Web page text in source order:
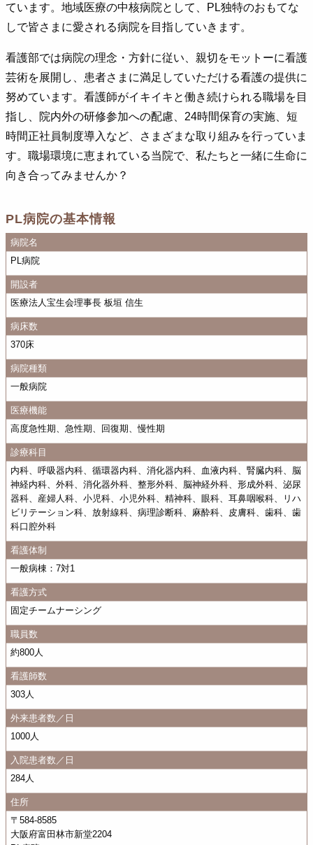
ています。地域医療の中核病院として、PL独特のおもてな
しで皆さまに愛される病院を目指していきます。
看護部では病院の理念・方針に従い、親切をモットーに看護
芸術を展開し、患者さまに満足していただける看護の提供に
努めています。看護師がイキイキと働き続けられる職場を目
指し、院内外の研修参加への配慮、24時間保育の実施、短
時間正社員制度導入など、さまざまな取り組みを行っていま
す。職場環境に恵まれている当院で、私たちと一緒に生命に
向き合ってみませんか？
PL病院の基本情報
病院名
PL病院
開設者
医療法人宝生会理事長 板垣 信生
病床数
370床
病院種類
一般病院
医療機能
高度急性期、急性期、回復期、慢性期
診療科目
内科、呼吸器内科、循環器内科、消化器内科、血液内科、腎臓内科、脳
神経内科、外科、消化器外科、整形外科、脳神経外科、形成外科、泌尿
器科、産婦人科、小児科、小児外科、精神科、眼科、耳鼻咽喉科、リハ
ビリテーション科、放射線科、病理診断科、麻酔科、皮膚科、歯科、歯
科口腔外科
看護体制
一般病棟：7対1
看護方式
固定チームナーシング
職員数
約800人
看護師数
303人
外来患者数／日
1000人
入院患者数／日
284人
住所
〒584-8585
大阪府富田林市新堂2204